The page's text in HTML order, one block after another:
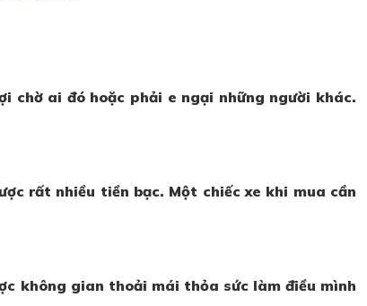
chờ ai đó hoặc phải e ngại những người khác.
rất nhiều tiền bạc. Một chiếc xe khi mua cần
không gian thoải mái thỏa sức làm điều mình